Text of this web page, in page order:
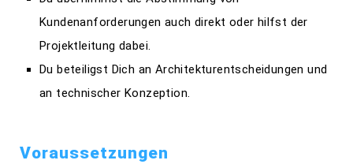
Kundenanforderungen auch direkt oder hilfst der
Projektleitung dabei.
Du beteiligst Dich an Architekturentscheidungen und
an technischer Konzeption.
Voraussetzungen